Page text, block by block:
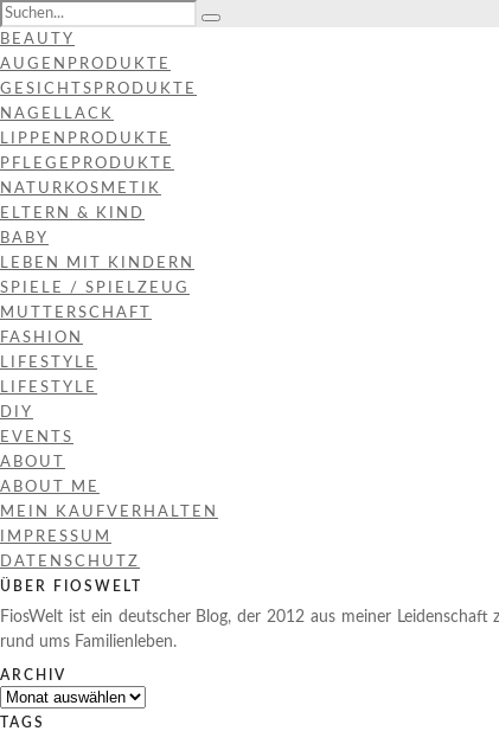
BEAUTY
AUGENPRODUKTE
GESICHTSPRODUKTE
NAGELLACK
LIPPENPRODUKTE
PFLEGEPRODUKTE
NATURKOSMETIK
ELTERN & KIND
BABY
LEBEN MIT KINDERN
SPIELE / SPIELZEUG
MUTTERSCHAFT
FASHION
LIFESTYLE
LIFESTYLE
DIY
EVENTS
ABOUT
ABOUT ME
MEIN KAUFVERHALTEN
IMPRESSUM
DATENSCHUTZ
ÜBER FIOSWELT
FiosWelt ist ein deutscher Blog, der 2012 aus meiner
rund ums Familienleben.
ARCHIV
Archiv
TAGS